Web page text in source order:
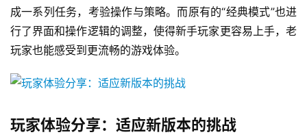
成一系列任务，考验操作与策略。而原有的“经典模式”也进
行了界面和操作逻辑的调整，使得新手玩家更容易上手，老
玩家也能感受到更流畅的游戏体验。
玩家体验分享：适应新版本的挑战